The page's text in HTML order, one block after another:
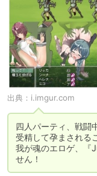
出典： i.imgur.com
四人パーティ、戦闘
受精して孕まされる
我が魂のエロゲ、『
せん！